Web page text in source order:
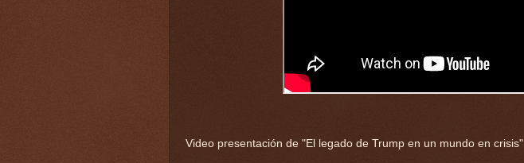
Video presentación de "El legado de Trump en un mundo en crisis"